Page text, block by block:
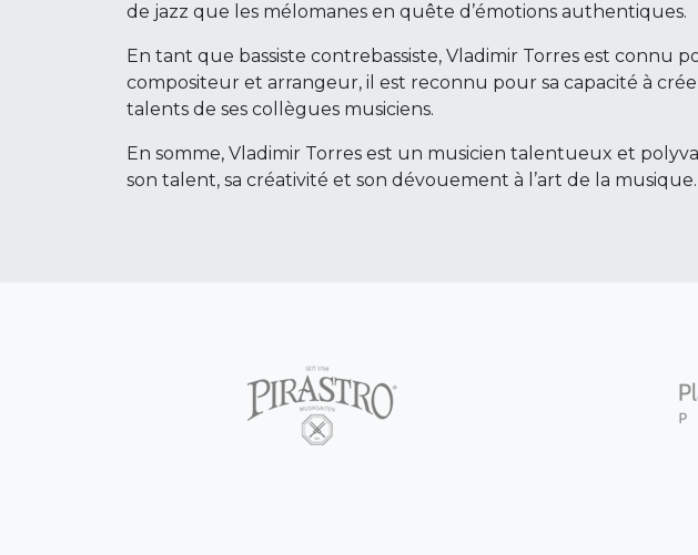
de jazz que les mélomanes en quête d’émotions authentiques.
En tant que bassiste contrebassiste, Vladimir Torres est
compositeur et arrangeur, il est reconnu pour sa capacité à
talents de ses collègues musiciens.
En somme, Vladimir Torres est un musicien talentueux et
son talent, sa créativité et son dévouement à l’art de la musique.